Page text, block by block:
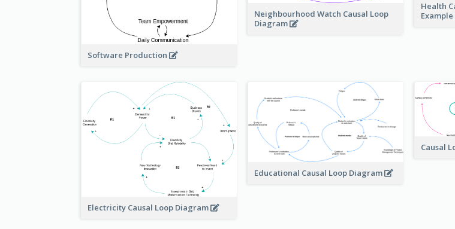
Software Production
Neighbourhood Watch Causal Loop
Diagram
Health
Example
Electricity Causal Loop Diagram
Educational Causal Loop Diagram
Causal